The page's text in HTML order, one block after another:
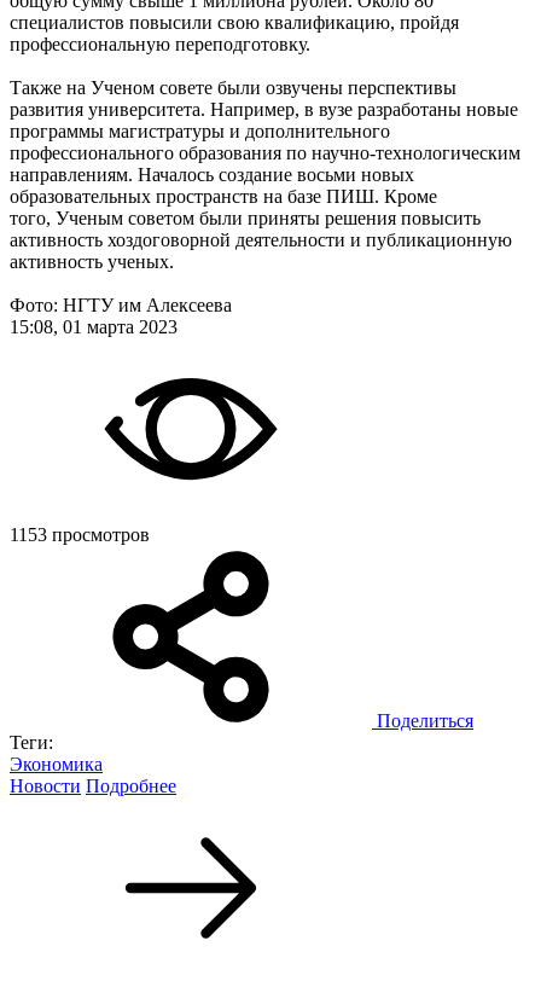
специалистов повысили свою квалификацию, пройдя
профессиональную переподготовку.
Также на Ученом совете были озвучены перспективы
развития университета. Например, в вузе разработаны новые
программы магистратуры и дополнительного
профессионального образования по научно-технологическим
направлениям. Началось создание восьми новых
образовательных пространств на базе ПИШ. Кроме
того, Ученым советом были приняты решения повысить
активность хоздоговорной деятельности и публикационную
активность ученых.
Фото: НГТУ им Алексеева
15:08, 01 марта 2023
1153 просмотров
Поделиться
Теги:
Экономика
Новости Подробнее